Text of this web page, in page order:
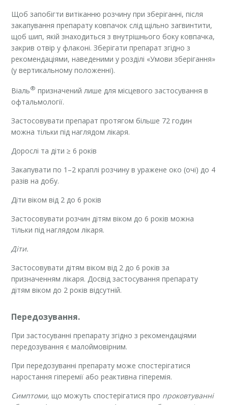
Щоб запобігти витіканню розчину при зберіганні, після
закапування препарату ковпачок слід щільно загвинтити,
щоб шип, якій знаходиться з внутрішнього боку ковпачка,
закрив отвір у флаконі. Зберігати препарат згідно з
рекомендаціями, наведеними у розділі «Умови зберігання»
(у вертикальному положенні).
Віаль® призначений лише для місцевого застосування в
офтальмології.
Застосовувати препарат протягом більше 72 годин
можна тільки під наглядом лікаря.
Дорослі та діти ≥ 6 років
Закапувати по 1–2 краплі розчину в уражене око (очі) до 4
разів на добу.
Діти віком від 2 до 6 років
Застосовувати розчин дітям віком до 6 років можна
тільки під наглядом лікаря.
Діти.
Застосовувати дітям віком від 2 до 6 років за
призначенням лікаря. Досвід застосування препарату
дітям віком до 2 років відсутній.
Передозування.
При застосуванні препарату згідно з рекомендаціями
передозування є малоймовірним.
При передозуванні препарату може спостерігатися
наростання гіперемії або реактивна гіперемія.
Симптоми, що можуть спостерігатися про проковтуванні